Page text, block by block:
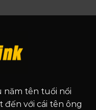
năm tên tuổi nổi
với cái tên ông